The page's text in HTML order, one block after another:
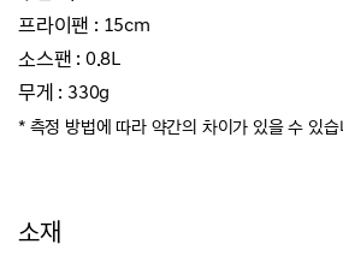
프라이팬 : 15cm
소스팬 : 0.8L
무게 : 330g
* 측정 방법에 따라 약간의 차이가 있을 수 있습
소재